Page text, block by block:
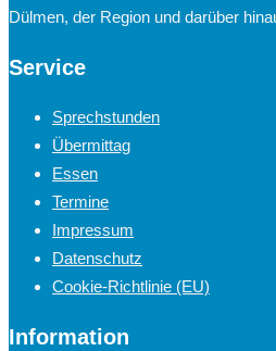
Dülmen, der Region und darüber
Service
Sprechstunden
Übermittag
Essen
Termine
Impressum
Datenschutz
Cookie-Richtlinie (EU)
Information